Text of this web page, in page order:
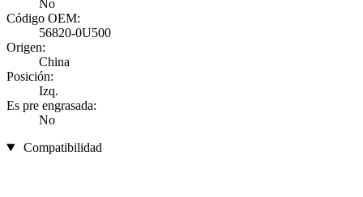
No
Código OEM:
56820-0U500
Origen:
China
Posición:
Izq.
Es pre engrasada:
No
Compatibilidad